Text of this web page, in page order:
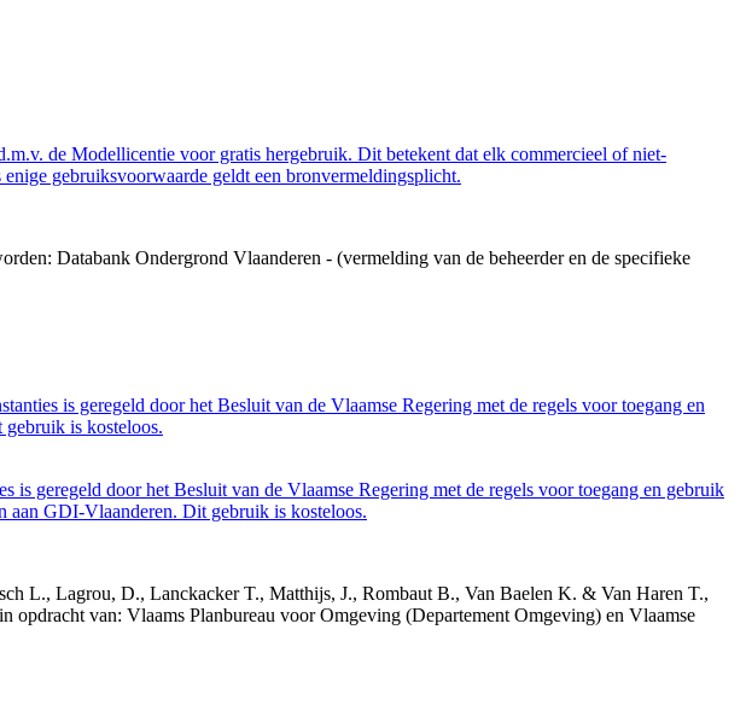
de Modellicentie voor gratis hergebruik. Dit betekent dat elk commercieel of niet-
gebruiksvoorwaarde geldt een bronvermeldingsplicht.
Databank Ondergrond Vlaanderen - (vermelding van de beheerder en de specifieke
is geregeld door het Besluit van de Vlaamse Regering met de regels voor toegang en
is kosteloos.
geregeld door het Besluit van de Vlaamse Regering met de regels voor toegang en gebruik
aan GDI-Vlaanderen. Dit gebruik is kosteloos.
L., Lagrou, D., Lanckacker T., Matthijs, J., Rombaut B., Van Baelen K. & Van Haren T.,
van: Vlaams Planbureau voor Omgeving (Departement Omgeving) en Vlaamse